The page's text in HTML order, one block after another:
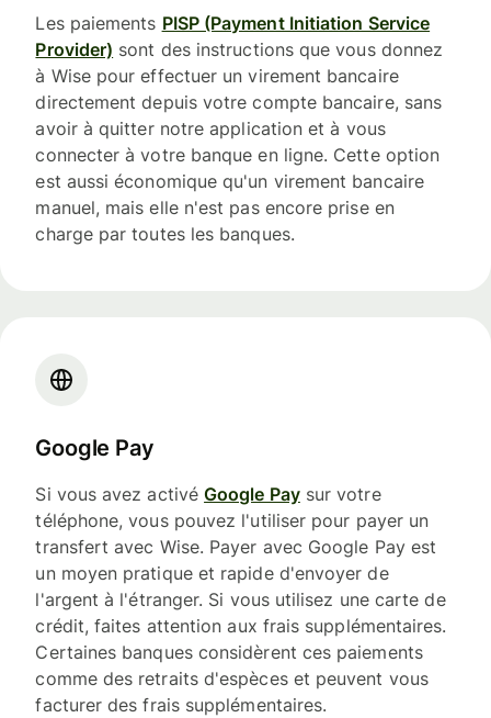
Les paiements PISP (Payment Initiation Service
Provider) sont des instructions que vous donnez
à Wise pour effectuer un virement bancaire
directement depuis votre compte bancaire, sans
avoir à quitter notre application et à vous
connecter à votre banque en ligne. Cette option
est aussi économique qu'un virement bancaire
manuel, mais elle n'est pas encore prise en
charge par toutes les banques.
Google Pay
Si vous avez activéGoogle Paysur votre
téléphone, vous pouvez l'utiliser pour payer un
transfert avec Wise. Payer avec Google Pay est
un moyen pratique et rapide d'envoyer de
l'argent à l'étranger. Si vous utilisez une carte de
crédit, faites attention aux frais supplémentaires.
Certaines banques considèrent ces paiements
comme des retraits d'espèces et peuvent vous
facturer des frais supplémentaires.